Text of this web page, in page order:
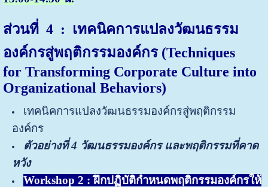
ส่วนที่ 4 : เทคนิคการแปลงวัฒนธรรม
องค์กรสู่พฤติกรรมองค์กร (Techniques
for Transforming Corporate Culture into
Organizational Behaviors)
เทคนิคการแปลงวัฒนธรรมองค์กรสู่พฤติกรรม
องค์กร
ตัวอย่างที่ 4 วัฒนธรรมองค์กร และพฤติกรรมที่คาด
หวัง
Workshop 2 : ฝึกปฏิบัติกำหนดพฤติกรรมองค์กรให้